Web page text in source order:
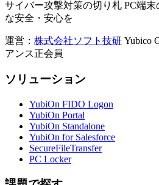
サイバー攻撃対策の切り札 PC端
な安全・安心を
運営： 株式会社ソフト技研 Yubico
アンス正会員
ソリューション
YubiOn FIDO Logon
YubiOn Portal
YubiOn Standalone
YubiOn for Salesforce
SecureFileTransfer
PC Locker